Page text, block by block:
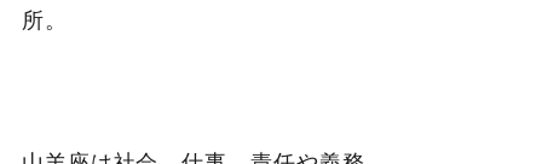
所。